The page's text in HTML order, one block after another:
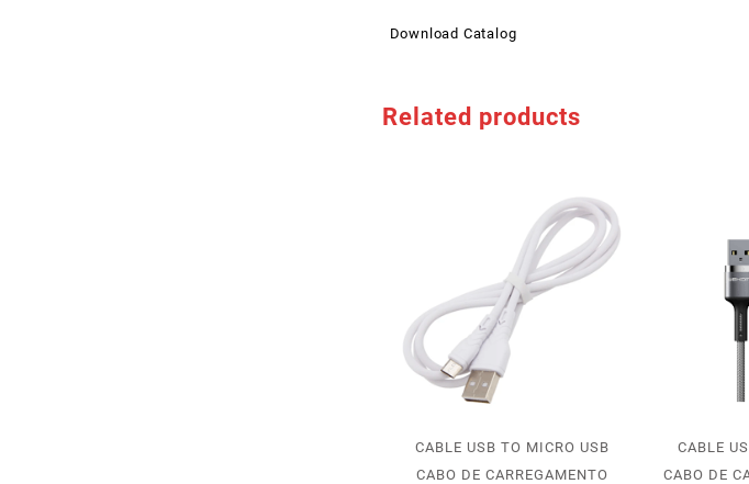
Download Catalog
Related products
CABLE USB TO MICRO USB
CABO DE CARREGAMENTO
CABLE
CABO DE